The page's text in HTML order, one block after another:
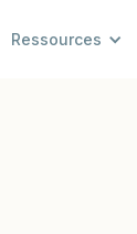
Ressources